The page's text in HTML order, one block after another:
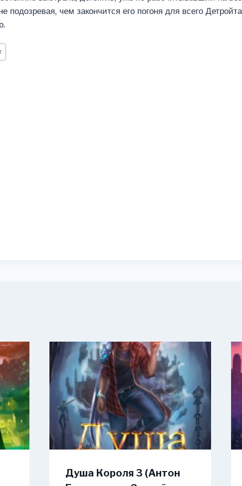
подозревая, чем закончится его погоня для всего
Душа Короля 3 (Антон